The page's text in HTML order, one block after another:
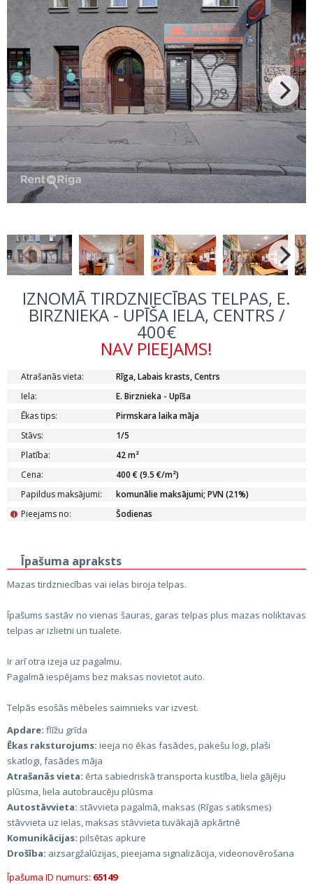
IZNOMĀ TIRDZNIECĪBAS TELPAS, E.
BIRZNIEKA - UPĪŠA IELA, CENTRS /
400€
NAV PIEEJAMS!
Atrašanās vieta:
Rīga, Labais krasts, Centrs
Iela:
E. Birznieka - Upīša
Ēkas tips:
Pirmskara laika māja
Stāvs:
1/5
Platība:
42 m²
Cena:
400 € (9.5 €/m²)
Papildus maksājumi:
komunālie maksājumi; PVN (21%)
Pieejams no:
i Šodienas
Īpašuma apraksts
Mazas tirdzniecības vai ielas biroja telpas.
Īpašums sastāv no vienas šauras, garas telpas plus mazas noliktavas
telpas ar izlietni un tualete.
Ir arī otra izeja uz pagalmu.
Pagalmā iespējams bez maksas novietot auto.
Telpās esošās mēbeles saimnieks var izvest.
Apdare: flīžu grīda
Ēkas raksturojums: ieeja no ēkas fasādes, pakešu logi, plaši
skatlogi, fasādes māja
Atrašanās vieta: ērta sabiedriskā transporta kustība, liela gājēju
plūsma, liela autobraucēju plūsma
Autostāvvieta: stāvvieta pagalmā, maksas (Rīgas satiksmes)
stāvvieta uz ielas, maksas stāvvieta tuvākajā apkārtnē
Komunikācijas: pilsētas apkure
Drošība: aizsargžalūzijas, pieejama signalizācija, videonovērošana
Īpašuma ID numurs: 65149